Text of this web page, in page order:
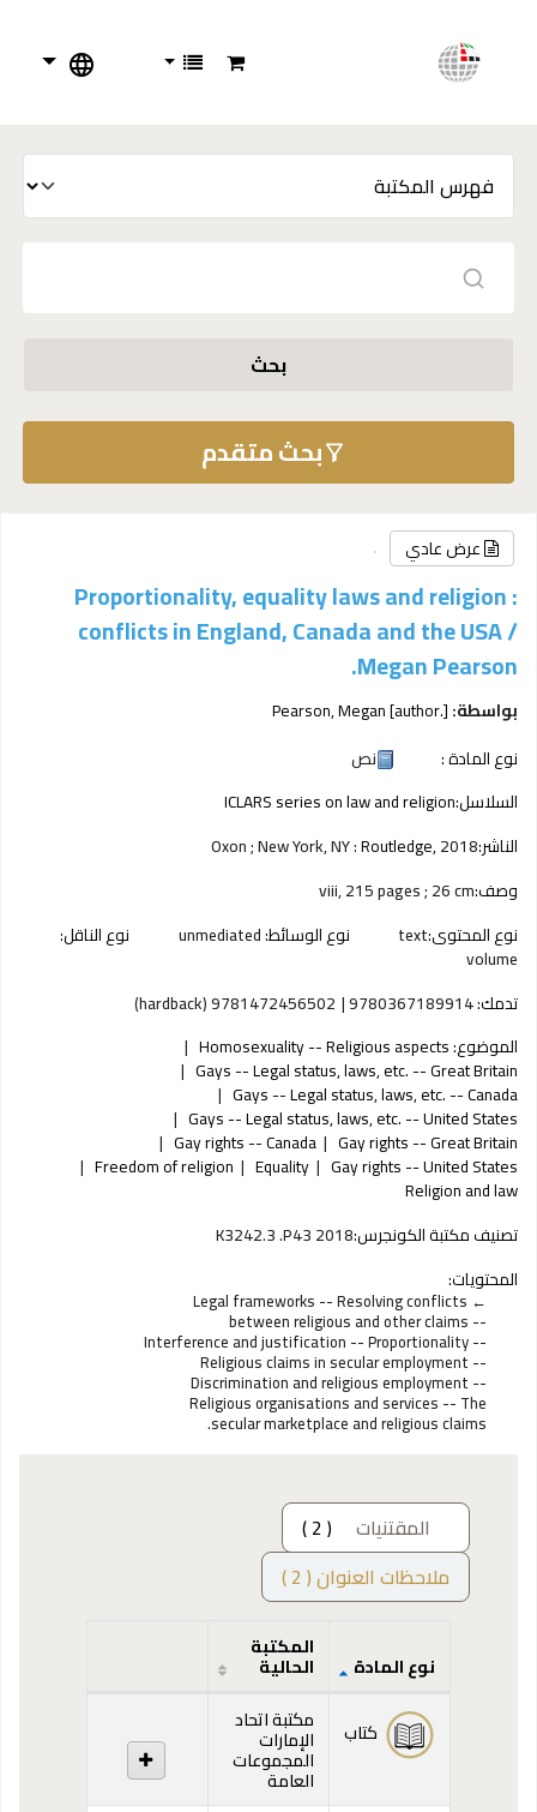
بحث
بحث متقدم
عرض عادي
Proportionality, equality laws and religion :
conflicts in England, Canada and the USA /
Megan Pearson.
بواسطة: Pearson, Megan[author.]
نوع المادة :
نص
السلاسل:ICLARS series on law and religion
الناشر:
Oxon ; New York, NY :Routledge,2018
وصف:viii, 215 pages ; 26 cm
نوع المحتوى:text نوع الوسائط:unmediated نوع الناقل:
volume
تدمك:9780367189914
9781472456502 (hardback)
الموضوع:Homosexuality -- Religious aspects
Gays -- Legal status, laws, etc. -- Great Britain
Gays -- Legal status, laws, etc. -- Canada
Gays -- Legal status, laws, etc. -- United States
Gay rights -- Great Britain
Gay rights -- Canada
Gay rights -- United States
Equality
Freedom of religion
Religion and law
تصنيف مكتبة الكونجرس:K3242.3 .P43 2018
المحتويات:
Legal frameworks -- Resolving conflicts
between religious and other claims --
Interference and justification -- Proportionality --
Religious claims in secular employment --
Discrimination and religious employment --
Religious organisations and services -- The
secular marketplace and religious claims.
المقتنيات
( 2 )
ملاحظات العنوان ( 2 )
المقتنيات
نوع المادة
المكتبة
الحالية
كتاب مكتبة اتحاد
الإمارات
المجموعات
العامة